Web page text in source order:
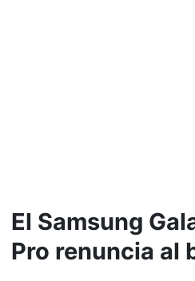
El Samsung
Pro renuncia al